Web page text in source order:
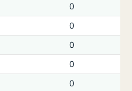
0
0
0
0
0